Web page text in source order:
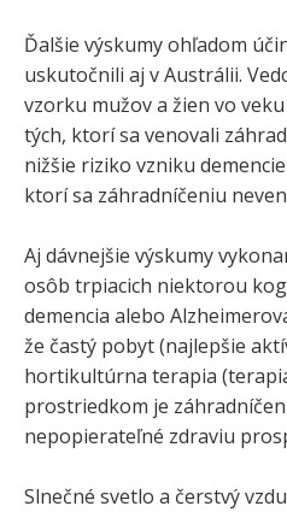
Ďalšie výskumy ohľadom
uskutočnili aj v Austrálii.
vzorku mužov a žien vo
tých, ktorí sa venovali
nižšie riziko vzniku
ktorí sa záhradníčeniu
Aj dávnejšie výskumy
osôb trpiacich niektorou
demencia alebo
že častý pobyt (najlepšie
hortikultúrna terapia
prostriedkom je
nepopierateľné zdraviu
Slnečné svetlo a čerstvý